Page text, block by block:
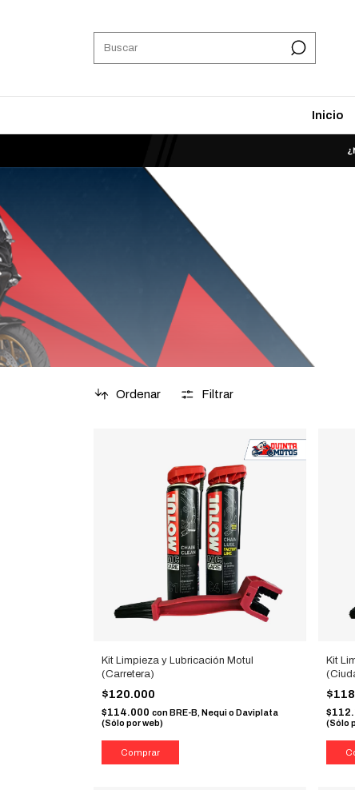
Inicio
Ordenar Filtrar
Kit Limpieza y Lubricación Motul
(Carretera)
$120.000
$114.000 con BRE-B, Nequi o Daviplata
(Sólo por web)
Kit
(Sólo